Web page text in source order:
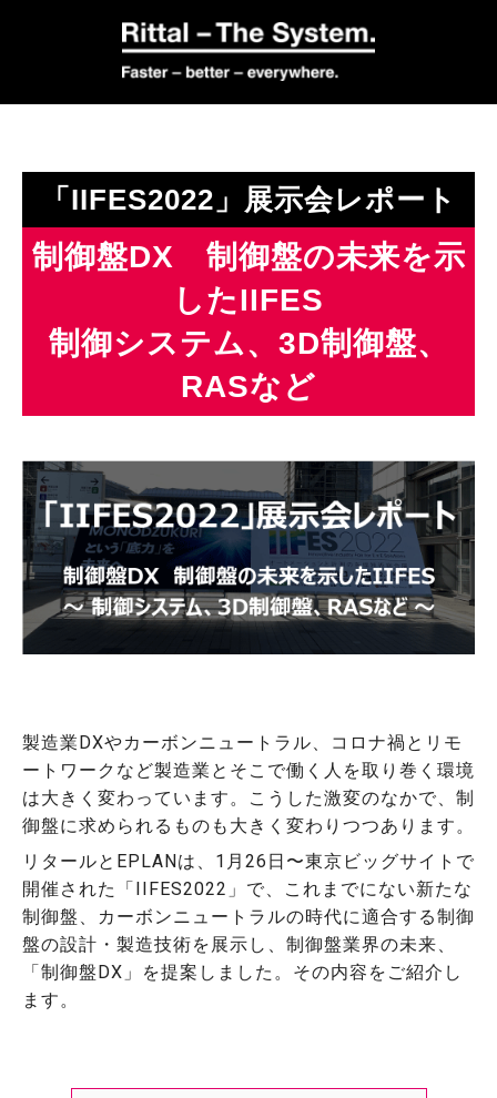
「IIFES2022」展示会レポート
制御盤DX 制御盤の未来を示
したIIFES
制御システム、3D制御盤、
RASなど
製造業DXやカーボンニュートラル、コロナ禍とリモ
ートワークなど製造業とそこで働く人を取り巻く環境
は大きく変わっています。こうした激変のなかで、制
御盤に求められるものも大きく変わりつつあります。
リタールとEPLANは、1月26日〜東京ビッグサイトで
開催された「IIFES2022」で、これまでにない新たな
制御盤、カーボンニュートラルの時代に適合する制御
盤の設計・製造技術を展示し、制御盤業界の未来、
「制御盤DX」を提案しました。その内容をご紹介し
ます。